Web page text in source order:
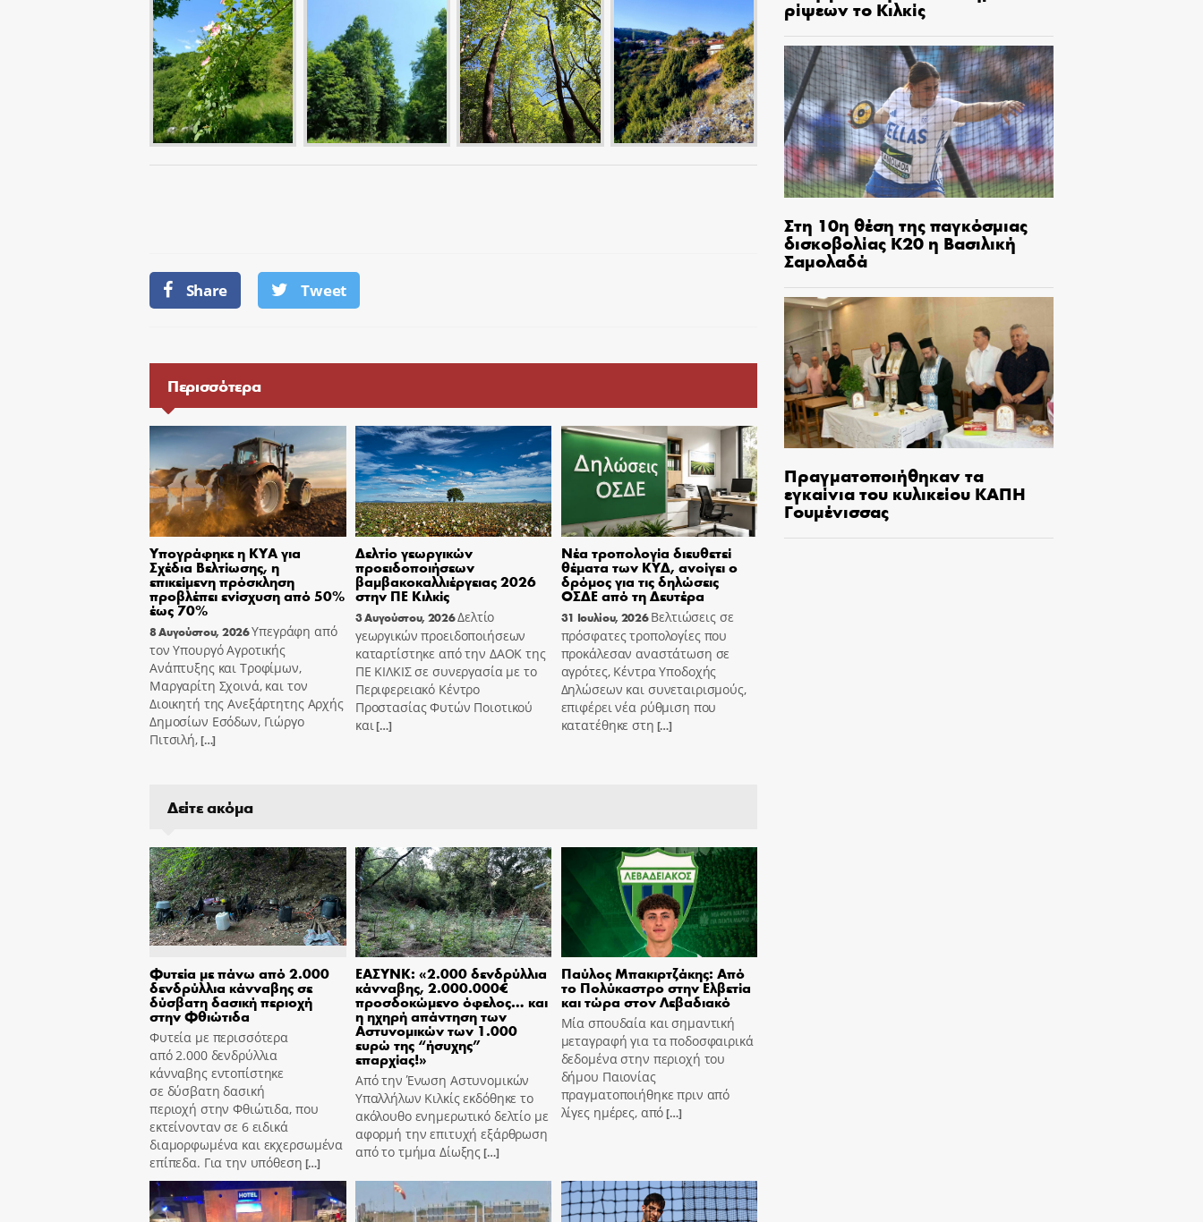
Share Tweet
Περισσότερα
Υπογράφηκε η ΚΥΑ για
Σχέδια Βελτίωσης, η
επικείμενη πρόσκληση
προβλέπει ενίσχυση από 50%
έως 70%
8 Αυγούστου, 2026Υπεγράφη από
τον Υπουργό Αγροτικής
Ανάπτυξης και Τροφίμων,
Μαργαρίτη Σχοινά, και τον
Διοικητή της Ανεξάρτητης Αρχής
Δημοσίων Εσόδων, Γιώργο
Πιτσιλή,[…]
Δελτίο γεωργικών
προειδοποιήσεων
βαμβακοκαλλιέργειας 2026
στην ΠΕ Κιλκίς
3 Αυγούστου, 2026Δελτίο
γεωργικών προειδοποιήσεων
καταρτίστηκε από την ΔΑΟΚ της
ΠΕ ΚΙΛΚΙΣ σε συνεργασία με το
Περιφερειακό Κέντρο
Προστασίας Φυτών Ποιοτικού
και[…]
Νέα τροπολογία διευθετεί
θέματα των ΚΥΔ, ανοίγει ο
δρόμος για τις δηλώσεις
ΟΣΔΕ από τη Δευτέρα
31 Ιουλίου, 2026Βελτιώσεις σε
πρόσφατες τροπολογίες που
προκάλεσαν αναστάτωση σε
αγρότες, Κέντρα Υποδοχής
Δηλώσεων και συνεταιρισμούς,
επιφέρει νέα ρύθμιση που
κατατέθηκε στη […]
Δείτε ακόμα
Φυτεία με πάνω από 2.000
δενδρύλλια κάνναβης σε
δύσβατη δασική περιοχή
στην Φθιώτιδα
Φυτεία με περισσότερα
από 2.000 δενδρύλλια
κάνναβης εντοπίστηκε
σε δύσβατη δασική
περιοχή στην Φθιώτιδα, που
εκτείνονταν σε 6 ειδικά
διαμορφωμένα και εκχερσωμένα
επίπεδα. Για την υπόθεση […]
ΕΑΣΥΝΚ: «2.000 δενδρύλλια
κάνναβης, 2.000.000€
προσδοκώμενο όφελος… και
η ηχηρή απάντηση των
Αστυνομικών των 1.000
ευρώ της “ήσυχης”
επαρχίας!»
Από την Ένωση Αστυνομικών
Υπαλλήλων Κιλκίς εκδόθηκε το
ακόλουθο ενημερωτικό δελτίο με
αφορμή την επιτυχή εξάρθρωση
από το τμήμα Δίωξης[…]
Παύλος Μπακιρτζάκης: Από
το Πολύκαστρο στην Ελβετία
και τώρα στον Λεβαδιακό
Μία σπουδαία και σημαντική
μεταγραφή για τα ποδοσφαιρικά
δεδομένα στην περιοχή του
δήμου Παιονίας
πραγματοποιήθηκε πριν από
λίγες ημέρες, από[…]
ρίψεων το Κιλκίς
Στη 10η θέση της παγκόσμιας
δισκοβολίας Κ20 η Βασιλική
Σαμολαδά
Πραγματοποιήθηκαν τα
εγκαίνια του κυλικείου ΚΑΠΗ
Γουμένισσας